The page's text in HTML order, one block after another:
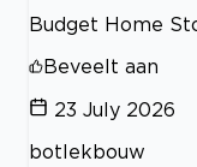
Budget Home
Beveelt aan
23 July 2026
botlekbouw